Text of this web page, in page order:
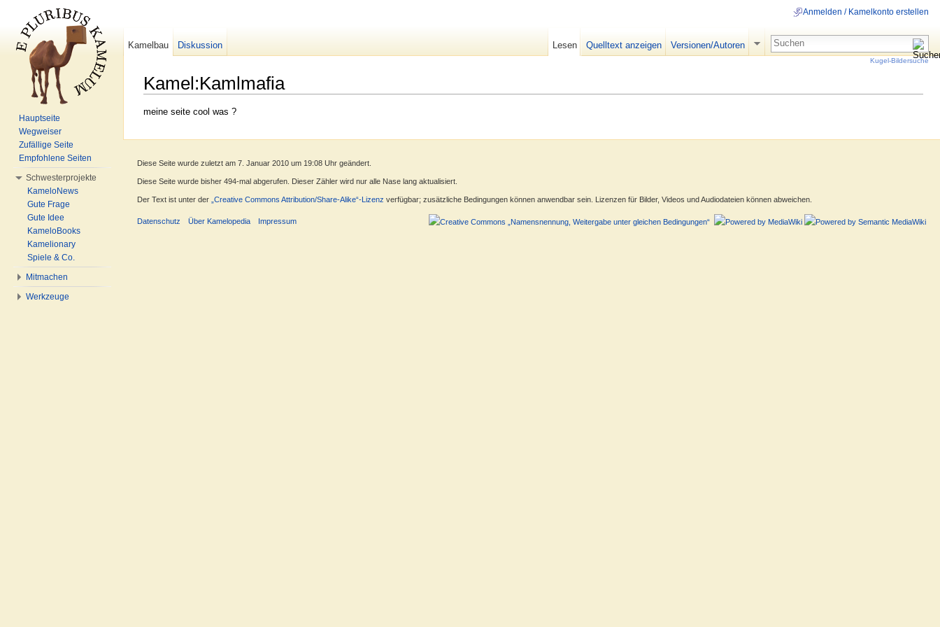
Kamel:Kamlmafia
meine seite cool was ?
Anmelden / Kamelkonto erstellen
Kamelbau Diskussion Lesen Quelltext anzeigen Versionen/Autoren
Kugel-Bildersuche
Hauptseite
Wegweiser
Zufällige Seite
Empfohlene Seiten
Schwesterprojekte
KameloNews
Gute Frage
Gute Idee
KameloBooks
Kamelionary
Spiele & Co.
Mitmachen
Werkzeuge
Diese Seite wurde zuletzt am 7. Januar 2010 um 19:08 Uhr geändert.
Diese Seite wurde bisher 494-mal abgerufen. Dieser Zähler wird nur alle Nase lang aktualisiert.
Der Text ist unter der „Creative Commons Attribution/Share-Alike“-Lizenz verfügbar; zusätzliche Bedingungen können anwendbar sein. Lizenzen für Bilder, Videos und Audiodateien können abweichen.
Datenschutz Über Kamelopedia Impressum